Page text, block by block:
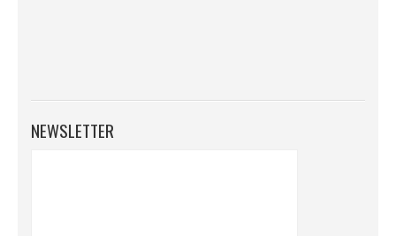
NEWSLETTER